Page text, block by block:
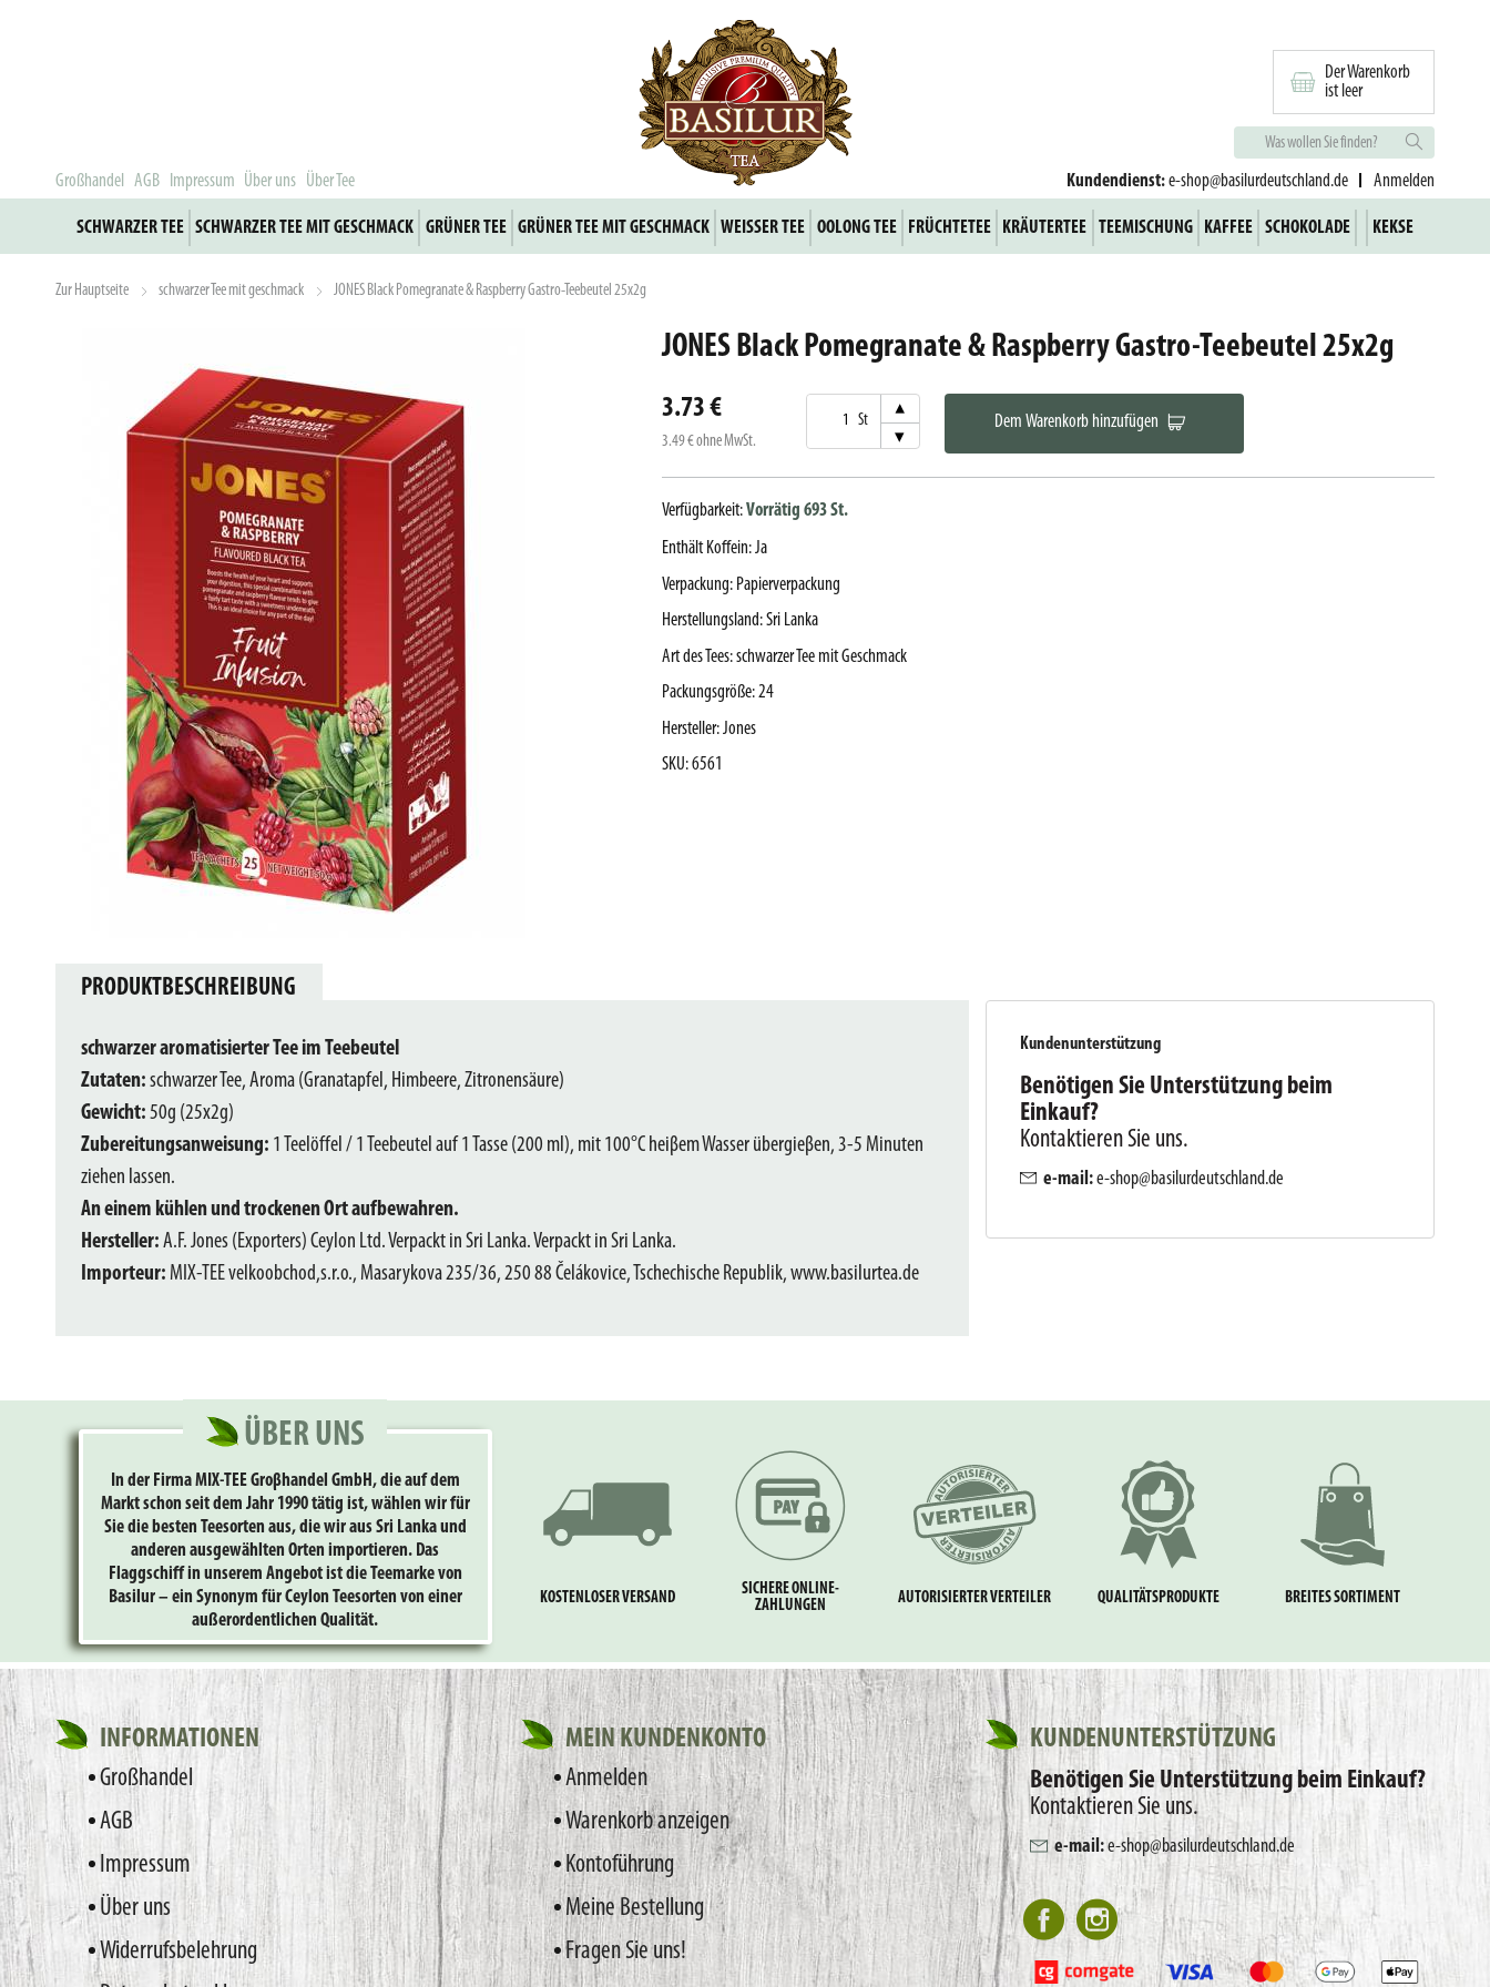
Großhandel AGB Impressum Über uns Über Tee
Der Warenkorb
ist leer
Kundendienst:e-shop@basilurdeutschland.de Anmelden
SCHWARZER TEE SCHWARZER TEE MIT GESCHMACK GRÜNER TEE GRÜNER TEE MIT GESCHMACK WEISSER TEE OOLONG TEE FRÜCHTETEE KRÄUTERTEE TEEMISCHUNG KAFFEE SCHOKOLADE KEKSE
Zur Hauptseite schwarzer Tee mit geschmack JONES Black Pomegranate & Raspberry Gastro-Teebeutel 25x2g
JONES Black Pomegranate & Raspberry Gastro-Teebeutel 25x2g
3.73 €
3.49 €ohne MwSt.
St
▾
▾
Dem Warenkorb hinzufügen
Verfügbarkeit:Vorrätig 693 St.
Enthält Koffein:Ja
Verpackung: Papierverpackung
Herstellungsland:Sri Lanka
Art des Tees:schwarzer Tee mit Geschmack
Packungsgröße:24
Hersteller:Jones
SKU:6561
PRODUKTBESCHREIBUNG
schwarzer aromatisierter Tee im Teebeutel
Zutaten: schwarzer Tee, Aroma (Granatapfel, Himbeere, Zitronensäure)
Gewicht: 50g (25x2g)
Zubereitungsanweisung: 1 Teelöffel / 1 Teebeutel auf 1 Tasse (200 ml), mit 100°C heiβem Wasser übergieβen, 3-5 Minuten
ziehen lassen.
An einem kühlen und trockenen Ort aufbewahren.
Hersteller: A.F. Jones (Exporters) Ceylon Ltd. Verpackt in Sri Lanka. Verpackt in Sri Lanka.
Importeur: MIX-TEE velkoobchod,s.r.o., Masarykova 235/36, 250 88 Čelákovice, Tschechische Republik, www.basilurtea.de
Kundenunterstützung
Benötigen Sie Unterstützung beim
Einkauf?
Kontaktieren Sie uns.
e-mail:e-shop@basilurdeutschland.de
ÜBER UNS
In der Firma MIX-TEE Groβhandel GmbH, die auf dem
Markt schon seit dem Jahr 1990 tätig ist, wählen wir für
Sie die besten Teesorten aus, die wir aus Sri Lanka und
anderen ausgewählten Orten importieren. Das
Flaggschiff in unserem Angebot ist die Teemarke von
Basilur – ein Synonym für Ceylon Teesorten von einer
außerordentlichen Qualität.
KOSTENLOSER VERSAND
SICHERE ONLINE-
ZAHLUNGEN
AUTORISIERTER VERTEILER QUALITÄTSPRODUKTE BREITES SORTIMENT
INFORMATIONEN
Großhandel
AGB
Impressum
Über uns
Widerrufsbelehrung
MEIN KUNDENKONTO
Anmelden
Warenkorb anzeigen
Kontoführung
Meine Bestellung
Fragen Sie uns!
KUNDENUNTERSTÜTZUNG
Benötigen Sie Unterstützung beim Einkauf?
Kontaktieren Sie uns.
e-mail:e-shop@basilurdeutschland.de